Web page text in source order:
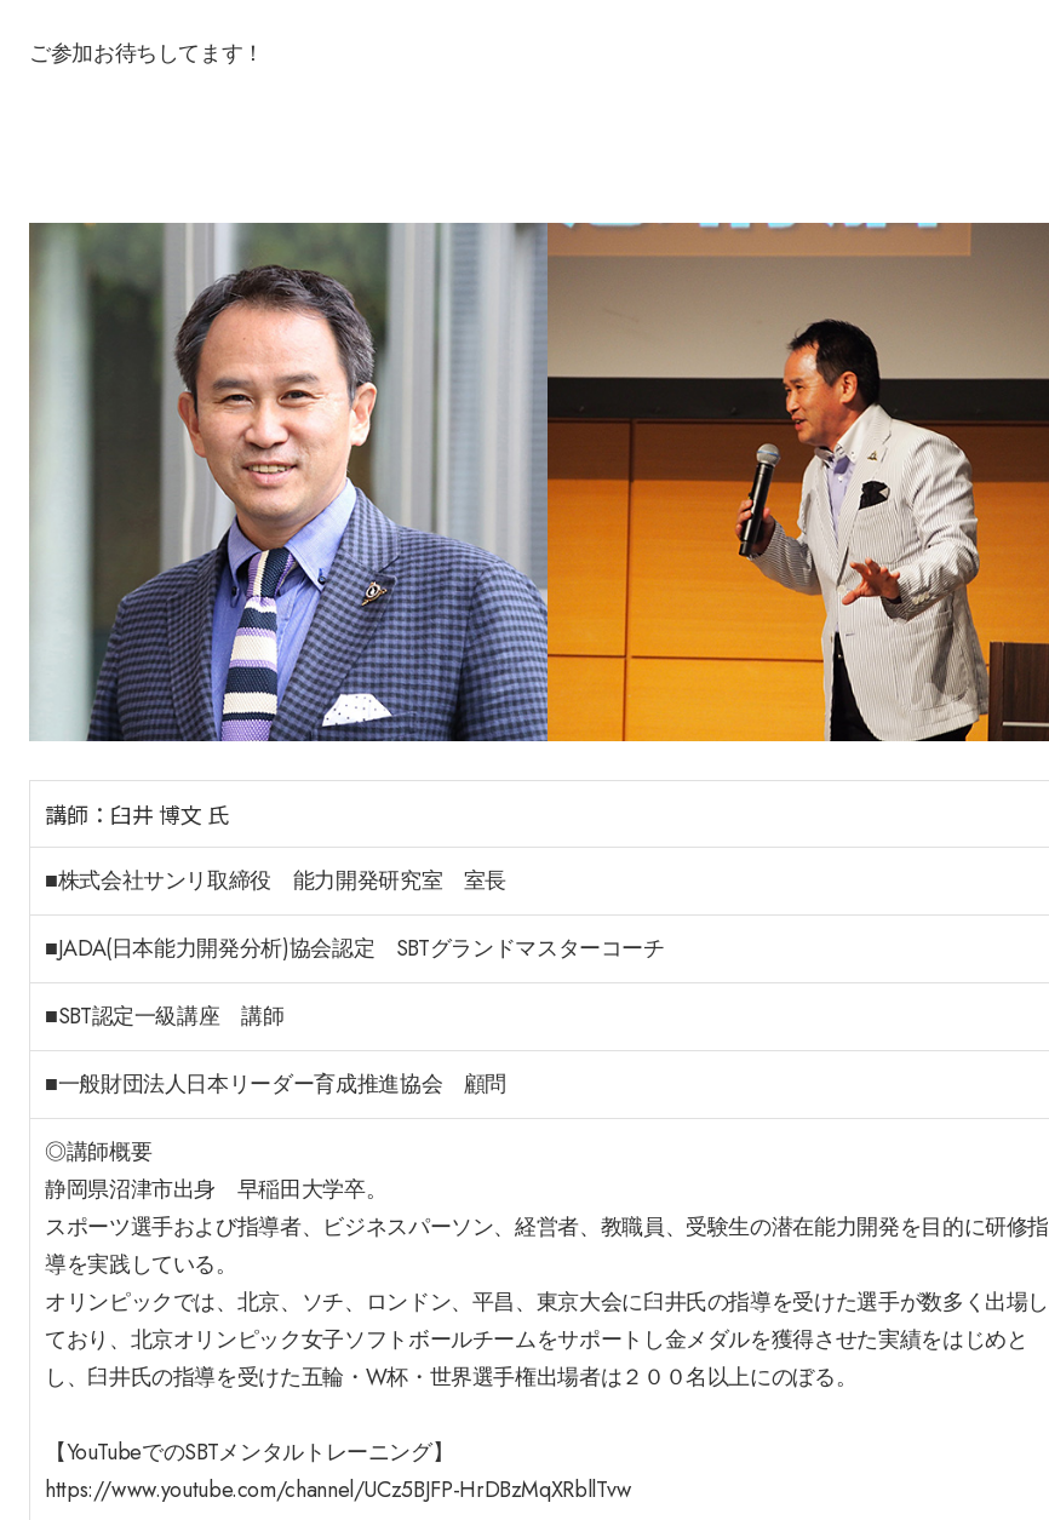
ご参加お待ちしてます！
講師：臼井 博文 氏
■株式会社サンリ取締役 能力開発研究室 室長
■JADA(日本能力開発分析)協会認定 SBTグランドマスターコーチ
■SBT認定一級講座 講師
■一般財団法人日本リーダー育成推進協会 顧問
◎講師概要
静岡県沼津市出身 早稲田大学卒。
スポーツ選手および指導者、ビジネスパーソン、経営者、教職員、受験生の潜在能力開発を目的に研修指
導を実践している。
オリンピックでは、北京、ソチ、ロンドン、平昌、東京大会に臼井氏の指導を受けた選手が数多く出場し
ており、北京オリンピック女子ソフトボールチームをサポートし金メダルを獲得させた実績をはじめと
し、臼井氏の指導を受けた五輪・W杯・世界選手権出場者は２００名以上にのぼる。
【YouTubeでのSBTメンタルトレーニング】
https://www.youtube.com/channel/UCz5BJFP-HrDBzMqXRbllTvw